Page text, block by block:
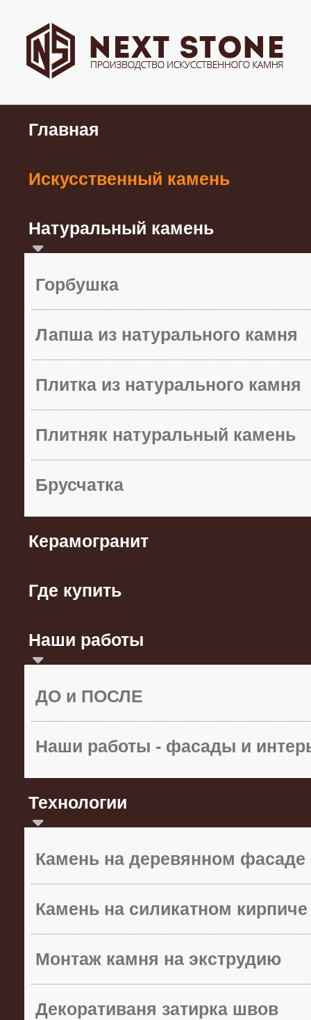
Главная
Искусственный камень
Натуральный камень
Горбушка
Лапша из натурального камня
Плитка из натурального камня
Плитняк натуральный камень
Брусчатка
Керамогранит
Где купить
Наши работы
ДО и ПОСЛЕ
Наши работы - фасады и
Технологии
Камень на деревянном фасаде
Камень на силикатном кирпиче
Монтаж камня на экструдию
Декоративаня затирка швов